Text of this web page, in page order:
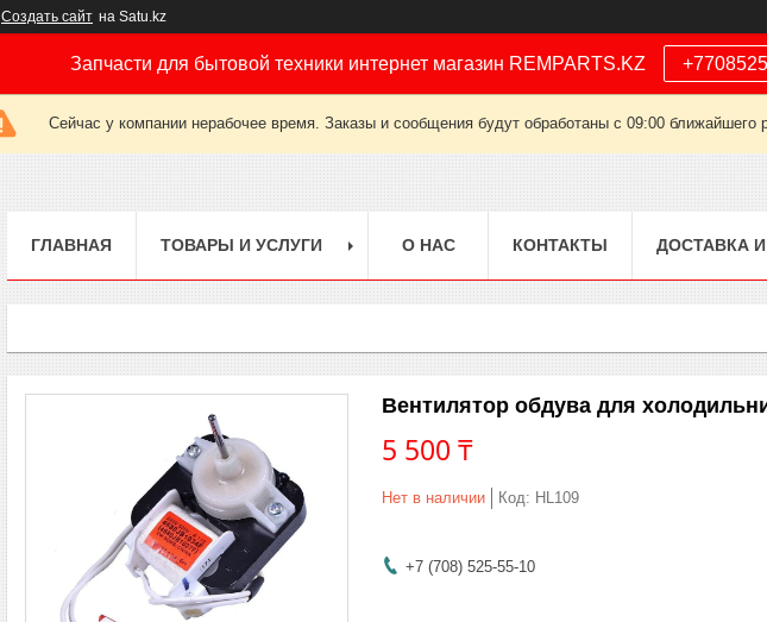
Создать сайт на Satu.kz
Запчасти для бытовой техники интернет магазин REMPARTS.KZ
Сейчас у компании нерабочее время. Заказы и сообщения будут обработаны с 09:00 ближайшего
ГЛАВНАЯ ТОВАРЫ И УСЛУГИ О НАС КОНТАКТЫ ДОСТАВКА
Вентилятор обдува для
5 500 ₸
Нет в наличии Код: HL109
+7 (708) 525-55-10